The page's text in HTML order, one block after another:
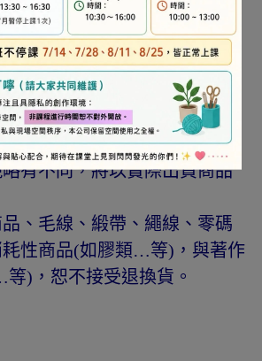
上訂購流程說明」及「退換
售，如遇缺貨會由專人與您
再提供折扣優惠。
螢幕色差而有所差異，實際
有不同，將以實際出貨商品
、毛線、緞帶、繩線、零碼
性商品(如膠類…等)，與著作
)，恕不接受退換貨。